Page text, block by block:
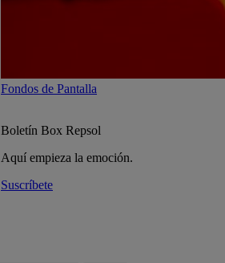
Fondos de Pantalla
Boletín Box Repsol
Aquí empieza la emoción.
Suscríbete